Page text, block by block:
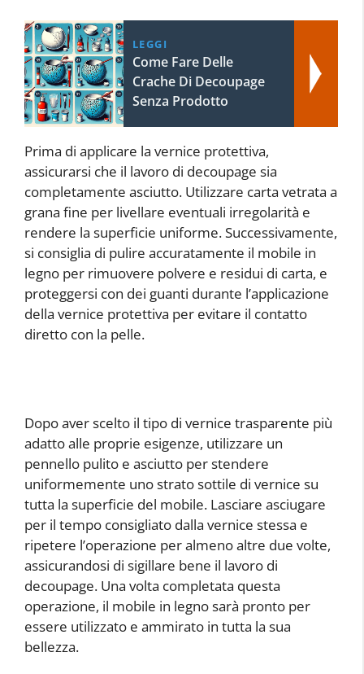
LEGGI
Come Fare Delle
Crache Di Decoupage
Senza Prodotto
Prima di applicare la vernice protettiva,
assicurarsi che il lavoro di decoupage sia
completamente asciutto. Utilizzare carta vetrata a
grana fine per livellare eventuali irregolarità e
rendere la superficie uniforme. Successivamente,
si consiglia di pulire accuratamente il mobile in
legno per rimuovere polvere e residui di carta, e
proteggersi con dei guanti durante l’applicazione
della vernice protettiva per evitare il contatto
diretto con la pelle.
Dopo aver scelto il tipo di vernice trasparente più
adatto alle proprie esigenze, utilizzare un
pennello pulito e asciutto per stendere
uniformemente uno strato sottile di vernice su
tutta la superficie del mobile. Lasciare asciugare
per il tempo consigliato dalla vernice stessa e
ripetere l’operazione per almeno altre due volte,
assicurandosi di sigillare bene il lavoro di
decoupage. Una volta completata questa
operazione, il mobile in legno sarà pronto per
essere utilizzato e ammirato in tutta la sua
bellezza.